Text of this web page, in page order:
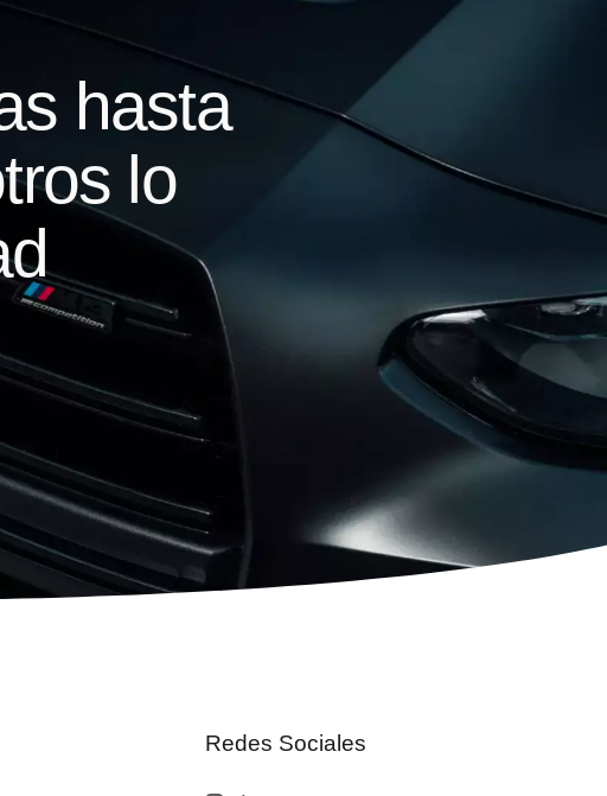
hasta
lo
Redes Sociales